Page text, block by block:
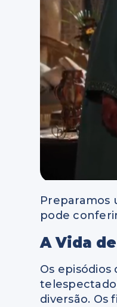
Preparamos
pode
A Vida
Os
diversão. Os